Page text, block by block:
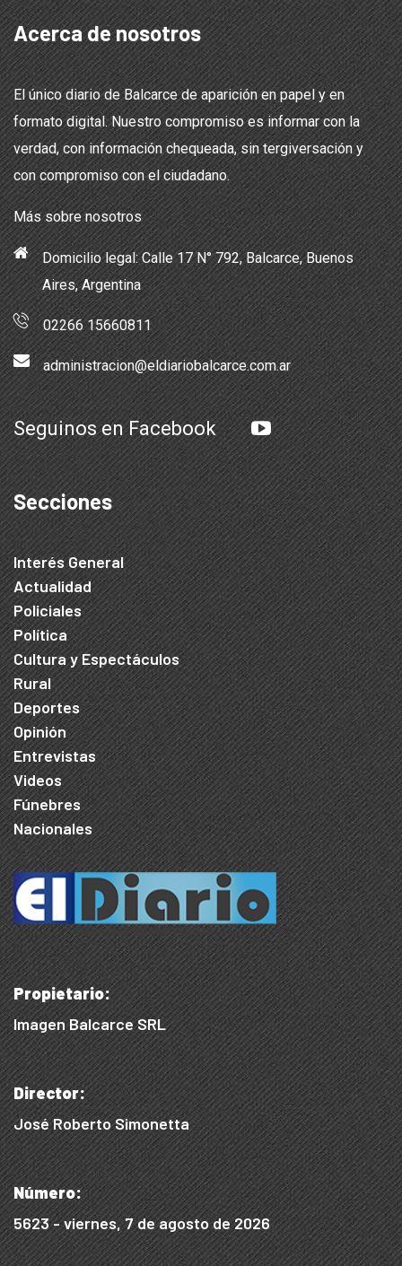
Acerca de nosotros
El único diario de Balcarce de aparición en papel y en
formato digital. Nuestro compromiso es informar con la
verdad, con información chequeada, sin tergiversación y
con compromiso con el ciudadano.
Más sobre nosotros
Domicilio legal: Calle 17 N° 792, Balcarce, Buenos
Aires, Argentina
02266 15660811
administracion@eldiariobalcarce.com.ar
Seguinos en Facebook
Secciones
Interés General
Actualidad
Policiales
Política
Cultura y Espectáculos
Rural
Deportes
Opinión
Entrevistas
Videos
Fúnebres
Nacionales
Propietario:
Imagen Balcarce SRL
Director:
José Roberto Simonetta
Número:
5623 - viernes, 7 de agosto de 2026